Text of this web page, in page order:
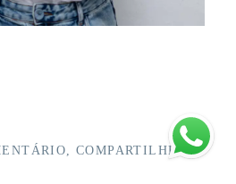
COMPARTILHE!